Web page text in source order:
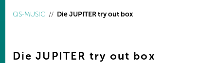
QS-MUSIC
Die JUPITER try out box
Die JUPITER try out box